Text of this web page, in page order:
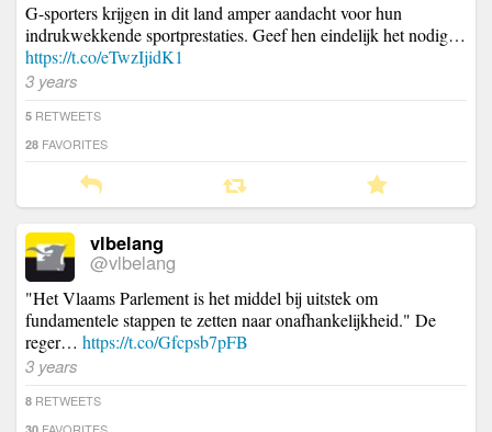
G-sporters krijgen in dit land amper aandacht voor hun
indrukwekkende sportprestaties. Geef hen eindelijk het nodig…
https://t.co/eTwzIjidK1
3 years
5 RETWEETS
28 FAVORITES
vlbelang
@vlbelang
"Het Vlaams Parlement is het middel bij uitstek om
fundamentele stappen te zetten naar onafhankelijkheid." De
reger… https://t.co/Gfcpsb7pFB
3 years
8 RETWEETS